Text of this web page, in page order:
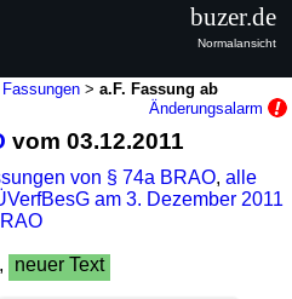
>a.F. Fassung ab
Änderungsalarm
vom 03.12.2011
von § 74a BRAO,alle
am 3. Dezember 2011
, neuer Text
buzer.de
Normalansicht